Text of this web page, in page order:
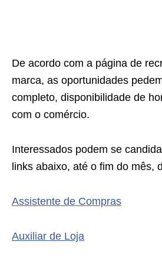
De acordo com a página de
marca, as oportunidades
completo, disponibilidade de
com o comércio.
Interessados podem se
links abaixo, até o fim do mês,
Assistente de Compras
Auxiliar de Loja